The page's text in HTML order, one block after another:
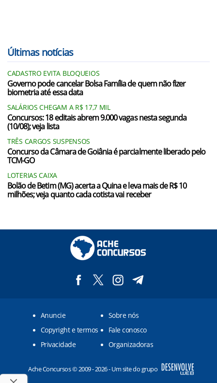
Últimas notícias
CADASTRO EVITA BLOQUEIOS
Governo pode cancelar Bolsa Família de quem não fizer
biometria até essa data
SALÁRIOS CHEGAM A R$ 17,7 MIL
Concursos: 18 editais abrem 9.000 vagas nesta segunda
(10/08); veja lista
TRÊS CARGOS SUSPENSOS
Concurso da Câmara de Goiânia é parcialmente liberado pelo
TCM-GO
LOTERIAS CAIXA
Bolão de Betim (MG) acerta a Quina e leva mais de R$ 10
milhões; veja quanto cada cotista vai receber
Anuncie
Sobre nós
Copyright e termos
Fale conosco
Privacidade
Organizadoras
Ache Concursos © 2009 - 2026 - Um site do grupo